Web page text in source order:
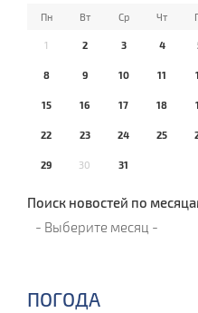
Пн Вт Ср Чт
1 2 3 4
8 9 10 11
15 16 17 18
22 23 24 25
29 30 31
Поиск новостей по
ПОГОДА